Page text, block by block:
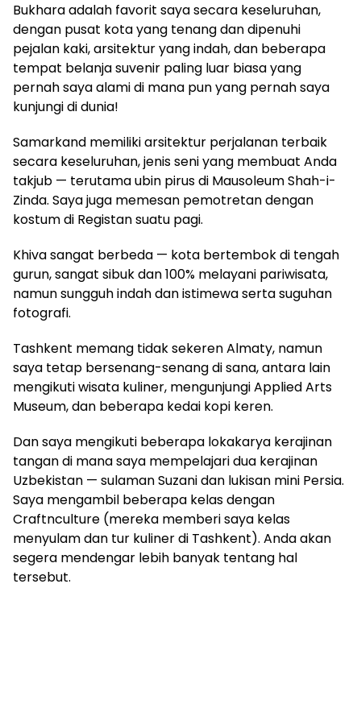
Bukhara adalah favorit saya secara keseluruhan,
dengan pusat kota yang tenang dan dipenuhi
pejalan kaki, arsitektur yang indah, dan beberapa
tempat belanja suvenir paling luar biasa yang
pernah saya alami di mana pun yang pernah saya
kunjungi di dunia!
Samarkand memiliki arsitektur perjalanan terbaik
secara keseluruhan, jenis seni yang membuat Anda
takjub — terutama ubin pirus di Mausoleum Shah-i-
Zinda. Saya juga memesan pemotretan dengan
kostum di Registan suatu pagi.
Khiva sangat berbeda — kota bertembok di tengah
gurun, sangat sibuk dan 100% melayani pariwisata,
namun sungguh indah dan istimewa serta suguhan
fotografi.
Tashkent memang tidak sekeren Almaty, namun
saya tetap bersenang-senang di sana, antara lain
mengikuti wisata kuliner, mengunjungi Applied Arts
Museum, dan beberapa kedai kopi keren.
Dan saya mengikuti beberapa lokakarya kerajinan
tangan di mana saya mempelajari dua kerajinan
Uzbekistan — sulaman Suzani dan lukisan mini Persia.
Saya mengambil beberapa kelas dengan
Craftnculture (mereka memberi saya kelas
menyulam dan tur kuliner di Tashkent). Anda akan
segera mendengar lebih banyak tentang hal
tersebut.